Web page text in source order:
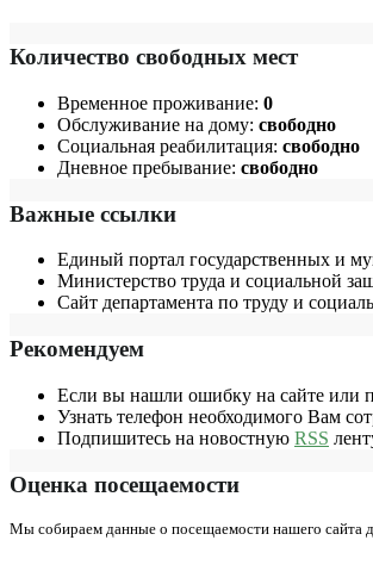
Количество свободных мест
Временное проживание: 0
Обслуживание на дому: свободно
Социальная реабилитация: свободно
Дневное пребывание: свободно
Важные ссылки
Единый портал государственных и
Министерство труда и социальной
Сайт департамента по труду и
Рекомендуем
Если вы нашли ошибку на сайте или
Узнать телефон необходимого Вам
Подпишитесь на новостную RSS
Оценка посещаемости
Мы собираем данные о посещаемости нашего сайта